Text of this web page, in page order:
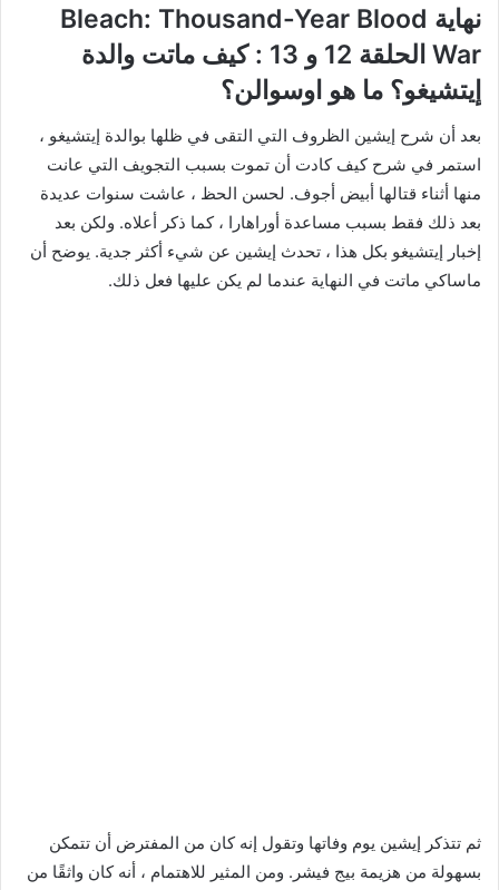
نهاية Bleach: Thousand-Year Blood
War الحلقة 12 و 13 : كيف ماتت والدة
إيتشيغو؟ ما هو اوسوالن؟
بعد أن شرح إيشين الظروف التي التقى في ظلها بوالدة إيتشيغو ،
استمر في شرح كيف كادت أن تموت بسبب التجويف التي عانت
منها أثناء قتالها أبيض أجوف. لحسن الحظ ، عاشت سنوات عديدة
بعد ذلك فقط بسبب مساعدة أوراهارا ، كما ذكر أعلاه. ولكن بعد
إخبار إيتشيغو بكل هذا ، تحدث إيشين عن شيء أكثر جدية. يوضح أن
ماساكي ماتت في النهاية عندما لم يكن عليها فعل ذلك.
ثم تتذكر إيشين يوم وفاتها وتقول إنه كان من المفترض أن تتمكن
بسهولة من هزيمة بيج فيشر. ومن المثير للاهتمام ، أنه كان واثقًا من